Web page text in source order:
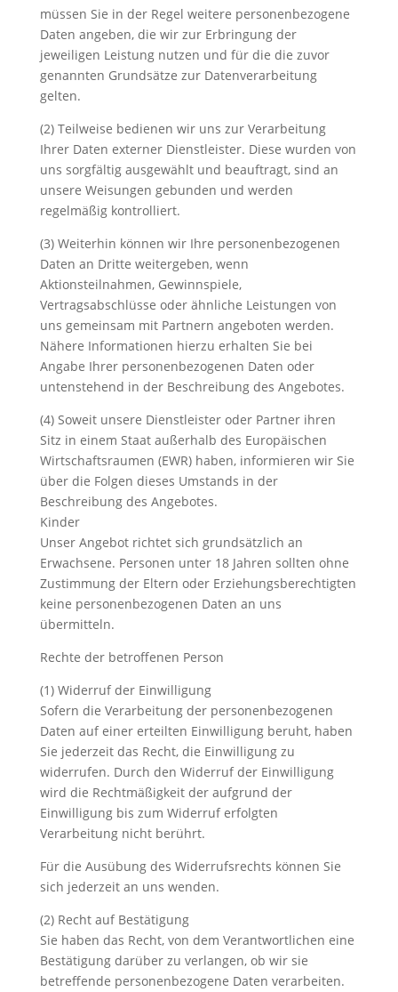
müssen Sie in der Regel weitere personenbezogene
Daten angeben, die wir zur Erbringung der
jeweiligen Leistung nutzen und für die die zuvor
genannten Grundsätze zur Datenverarbeitung
gelten.
(2) Teilweise bedienen wir uns zur Verarbeitung
Ihrer Daten externer Dienstleister. Diese wurden von
uns sorgfältig ausgewählt und beauftragt, sind an
unsere Weisungen gebunden und werden
regelmäßig kontrolliert.
(3) Weiterhin können wir Ihre personenbezogenen
Daten an Dritte weitergeben, wenn
Aktionsteilnahmen, Gewinnspiele,
Vertragsabschlüsse oder ähnliche Leistungen von
uns gemeinsam mit Partnern angeboten werden.
Nähere Informationen hierzu erhalten Sie bei
Angabe Ihrer personenbezogenen Daten oder
untenstehend in der Beschreibung des Angebotes.
(4) Soweit unsere Dienstleister oder Partner ihren
Sitz in einem Staat außerhalb des Europäischen
Wirtschaftsraumen (EWR) haben, informieren wir Sie
über die Folgen dieses Umstands in der
Beschreibung des Angebotes.
Kinder
Unser Angebot richtet sich grundsätzlich an
Erwachsene. Personen unter 18 Jahren sollten ohne
Zustimmung der Eltern oder Erziehungsberechtigten
keine personenbezogenen Daten an uns
übermitteln.
Rechte der betroffenen Person
(1) Widerruf der Einwilligung
Sofern die Verarbeitung der personenbezogenen
Daten auf einer erteilten Einwilligung beruht, haben
Sie jederzeit das Recht, die Einwilligung zu
widerrufen. Durch den Widerruf der Einwilligung
wird die Rechtmäßigkeit der aufgrund der
Einwilligung bis zum Widerruf erfolgten
Verarbeitung nicht berührt.
Für die Ausübung des Widerrufsrechts können Sie
sich jederzeit an uns wenden.
(2) Recht auf Bestätigung
Sie haben das Recht, von dem Verantwortlichen eine
Bestätigung darüber zu verlangen, ob wir sie
betreffende personenbezogene Daten verarbeiten.